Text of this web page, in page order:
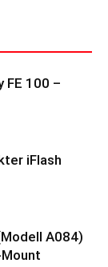
FE 100 –
iFlash
A084)